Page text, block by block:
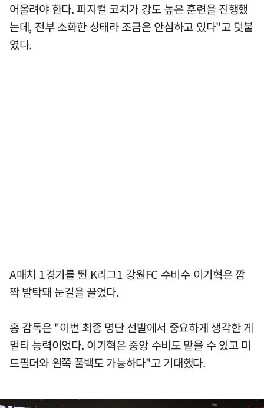
어올려야 한다. 피지컬 코치가 강도 높은 훈련을 진행했
는데, 전부 소화한 상태라 조금은 안심하고 있다"고 덧붙
였다.
A매치 1경기를 뛴 K리그1 강원FC 수비수 이기혁은 깜
짝 발탁돼 눈길을 끌었다.
홍 감독은 "이번 최종 명단 선발에서 중요하게 생각한 게
멀티 능력이었다. 이기혁은 중앙 수비도 맡을 수 있고 미
드필더와 왼쪽 풀백도 가능하다"고 기대했다.